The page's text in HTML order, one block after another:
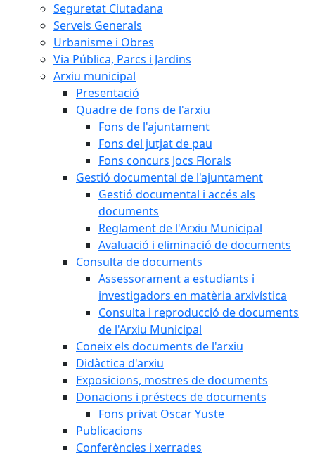
Seguretat Ciutadana
Serveis Generals
Urbanisme i Obres
Via Pública, Parcs i Jardins
Arxiu municipal
Presentació
Quadre de fons de l'arxiu
Fons de l'ajuntament
Fons del jutjat de pau
Fons concurs Jocs Florals
Gestió documental de l'ajuntament
Gestió documental i accés als
documents
Reglament de l'Arxiu Municipal
Avaluació i eliminació de documents
Consulta de documents
Assessorament a estudiants i
investigadors en matèria arxivística
Consulta i reproducció de documents
de l'Arxiu Municipal
Coneix els documents de l'arxiu
Didàctica d'arxiu
Exposicions, mostres de documents
Donacions i préstecs de documents
Fons privat Oscar Yuste
Publicacions
Conferències i xerrades